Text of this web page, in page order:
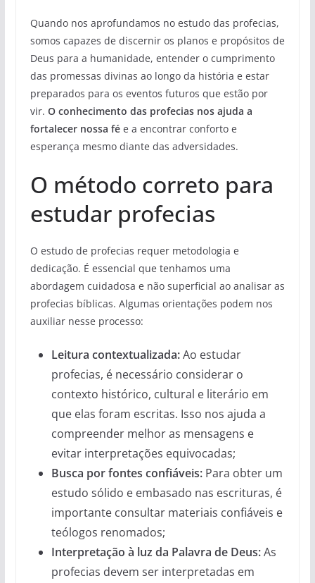
Quando nos aprofundamos no estudo das profecias,
somos capazes de discernir os planos e propósitos de
Deus para a humanidade, entender o cumprimento
das promessas divinas ao longo da história e estar
preparados para os eventos futuros que estão por
vir. O conhecimento das profecias nos ajuda a
fortalecer nossa fée a encontrar conforto e
esperança mesmo diante das adversidades.
O método correto para
estudar profecias
O estudo de profecias requer metodologia e
dedicação. É essencial que tenhamos uma
abordagem cuidadosa e não superficial ao analisar as
profecias bíblicas. Algumas orientações podem nos
auxiliar nesse processo:
Leitura contextualizada:Ao estudar
profecias, é necessário considerar o
contexto histórico, cultural e literário em
que elas foram escritas. Isso nos ajuda a
compreender melhor as mensagens e
evitar interpretações equivocadas;
Busca por fontes confiáveis:Para obter um
estudo sólido e embasado nas escrituras, é
importante consultar materiais confiáveis e
teólogos renomados;
Interpretação à luz da Palavra de Deus:As
profecias devem ser interpretadas em